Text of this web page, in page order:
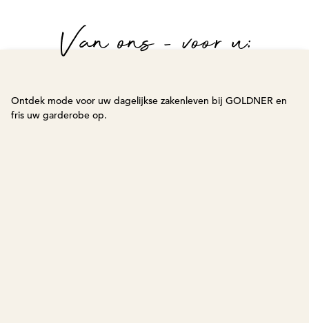
Van ons - voor u:
Ontdek mode voor uw dagelijkse zakenleven bij GOLDNER en
fris uw garderobe op.